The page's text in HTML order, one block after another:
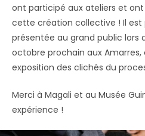
ont participé aux ateliers et
cette création collective ! Il est
présentée au grand public lors
octobre prochain aux Amarres,
exposition des clichés du
Merci à Magali et au Musée
expérience !